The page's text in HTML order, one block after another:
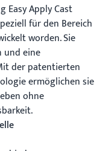
Easy Apply Cast
für den Bereich
worden. Sie
und eine
der patentierten
ermöglichen sie
ohne